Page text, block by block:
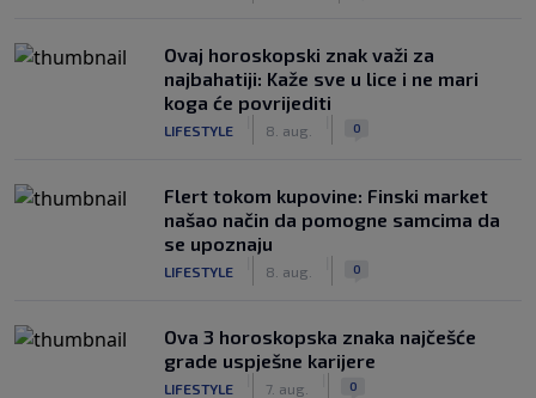
Ovaj horoskopski znak važi za
najbahatiji: Kaže sve u lice i ne mari
koga će povrijediti
LIFESTYLE 8. aug. 0
Flert tokom kupovine: Finski market
našao način da pomogne samcima da
se upoznaju
LIFESTYLE 8. aug. 0
Ova 3 horoskopska znaka najčešće
grade uspješne karijere
LIFESTYLE 7. aug. 0